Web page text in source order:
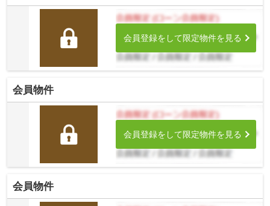
会員登録をして限定物件を見る
会員物件
会員登録をして限定物件を見る
会員物件